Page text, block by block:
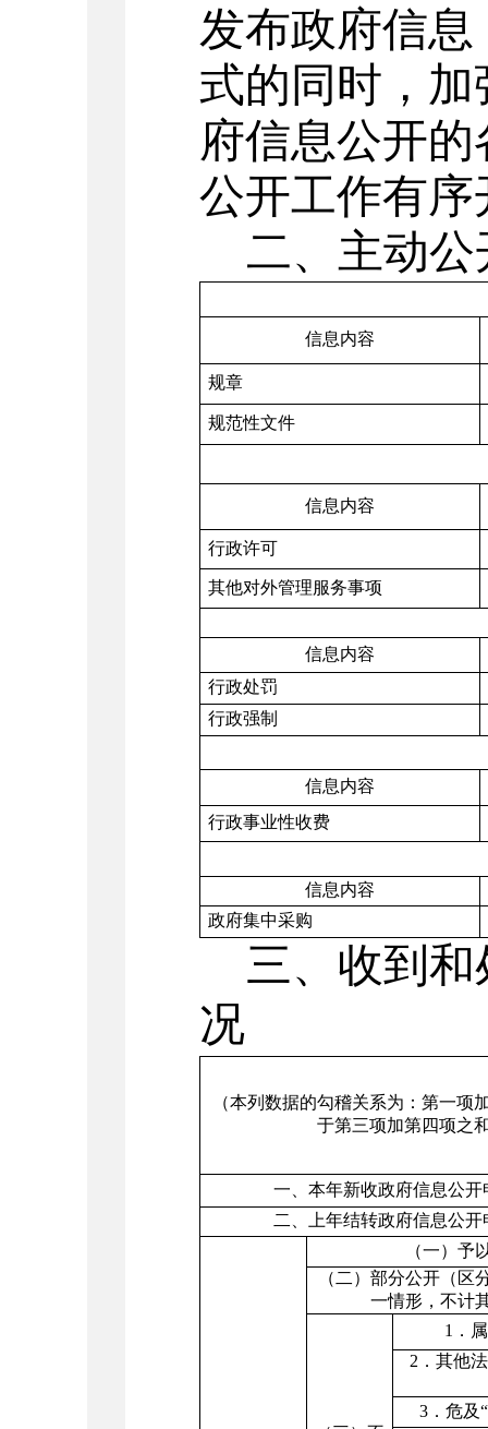
发布政府信
式的同时，
府信息公开
公开工作有序
二、主动
信息内容
规章
规范性文件
信息内容
行政许可
其他对外管理服务事项
信息内容
行政处罚
行政强制
信息内容
行政事业性收费
信息内容
政府集中采购
三、收到
况
（本列数据的勾稽关系为：第一项
于第三项加第四项之
一、本年新收政府信息公开
二、上年结转政府信息公开
（一）予
（二）部分公开（区
一情形，不计
1 ．
2 ．其他
3．危及